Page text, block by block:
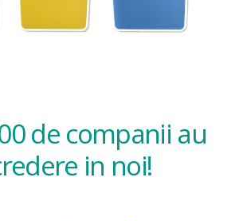
de companii au
in noi!